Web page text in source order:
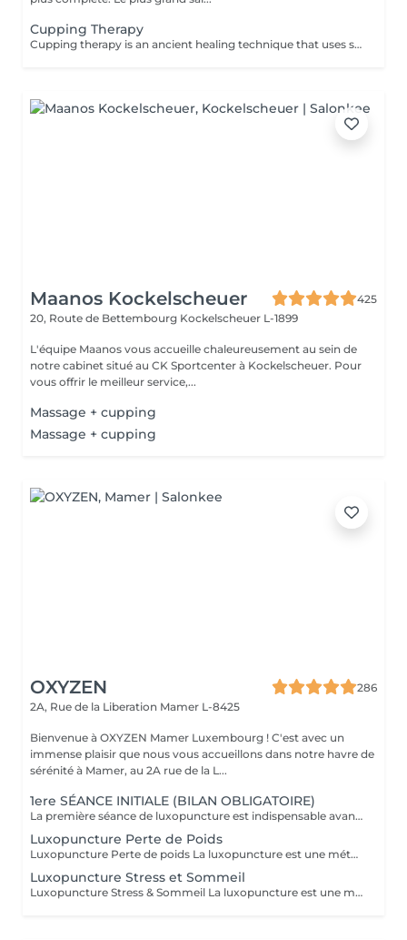
Cupping Therapy
Cupping therapy is an ancient healing technique that uses special cups to create gentle suction on the skin. This suction promotes blood flow, relieves muscle tension, reduces inflammation, and supports deep relaxation. The treatment can help release toxins, improve circulation, and ease chronic pain or stiffness. *Please note that cupping therapy could just be added to a massage service with includes back massage.
Maanos Kockelscheuer
425
20, Route de Bettembourg Kockelscheuer L-1899
L'équipe Maanos vous accueille chaleureusement au sein de
notre cabinet situé au CK Sportcenter à Kockelscheuer. Pour
vous offrir le meilleur service,...
Massage + cupping
Massage + cupping
OXYZEN
286
2A, Rue de la Liberation Mamer L-8425
Bienvenue à OXYZEN Mamer Luxembourg ! C'est avec un
immense plaisir que nous vous accueillons dans notre havre de
sérénité à Mamer, au 2A rue de la L...
1ere SÉANCE INITIALE (BILAN OBLIGATOIRE)
La première séance de luxopuncture est indispensable avant de débuter tout programme. D'une durée d'environ 1 heure, elle se déroule en deux temps : 30 minutes d'échange approfondi (anamnèse) pour comprendre vos besoins, vos habitudes et définir vos objectifs 30 minutes de séance de luxopuncture, adaptée en fonction de cet échange Cette étape permet de personnaliser votre accompagnement et d'optimiser les résultats. Chaque protocole est ainsi ajusté à votre profil (poids, stress, sommeil, compulsions). Séance essentielle pour un suivi efficace et durable Permet un accompagnement sur mesure Un premier pas vers votre équilibre et votre bien-être durable.
Luxopuncture Perte de Poids
Luxopuncture Perte de poids La luxopuncture est une méthode douce et non invasive qui aide à réguler l'appétit, réduire les fringales et rééquilibrer le métabolisme. Idéale pour accompagner une perte de poids progressive, elle agit également sur le stress et les compulsions alimentaires. Chaque séance est adaptée à vos besoins afin de vous accompagner en douceur vers un meilleur équilibre et des résultats durables. Un accompagnement naturel pour retrouver légèreté, équilibre et bien-être au quotidien.
Luxopuncture Stress et Sommeil
Luxopuncture Stress & Sommeil La luxopuncture est une méthode douce et non invasive qui aide à apaiser le système nerveux, réduire le stress et améliorer la qualité du sommeil. Elle se pratique à l'aide d'un stylo à infrarouge qui stimule des points réflexes du corps, sans aiguille et en toute douceur. Chaque séance est adaptée à vos besoins afin de favoriser un relâchement profond et un apaisement durable. Un accompagnement naturel pour retrouver calme, sérénité et un sommeil réparateur.